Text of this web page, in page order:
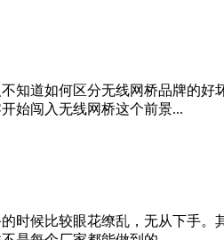
知道如何区分无线网桥品牌的好
始闯入无线网桥这个前景...
候比较眼花缭乱，无从下手。